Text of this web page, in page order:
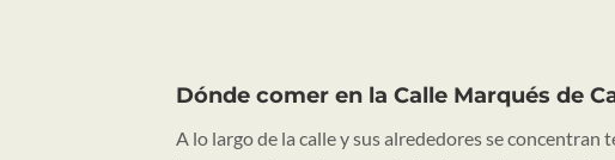
Dónde comer en la Calle Marqués de
A lo largo de la calle y sus alrededores se concentran